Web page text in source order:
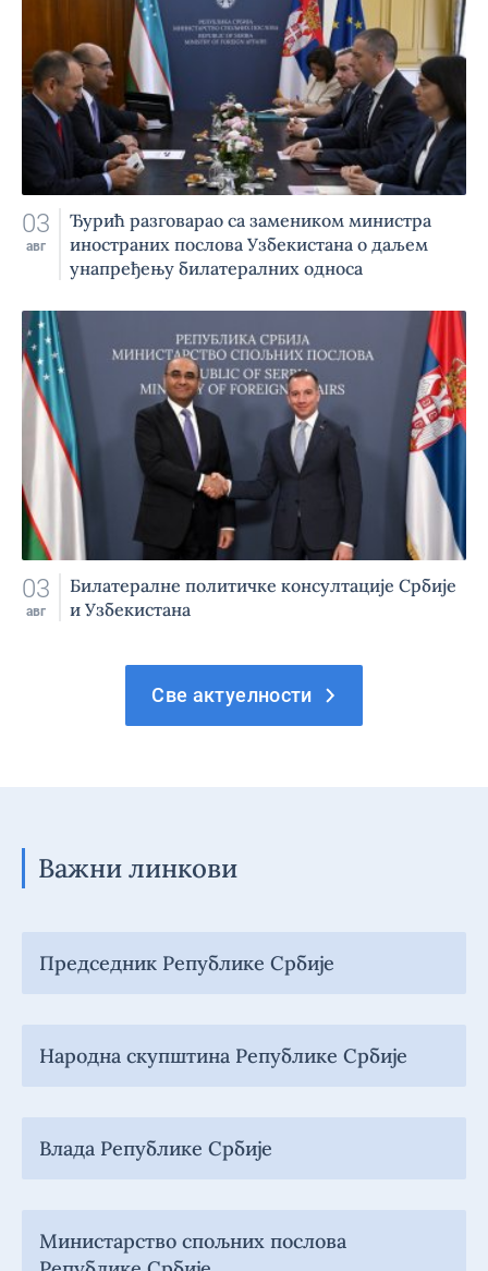
03
авг
Ђурић разговарао са замеником министра
иностраних послова Узбекистана о даљем
унапређењу билатералних односа
03
авг
Билатералне политичке консултације Србије
и Узбекистана
Све актуелности
Важни линкови
Председник Републике Србије
Народна скупштина Републике Србије
Влада Републике Србије
Министарство спољних послова